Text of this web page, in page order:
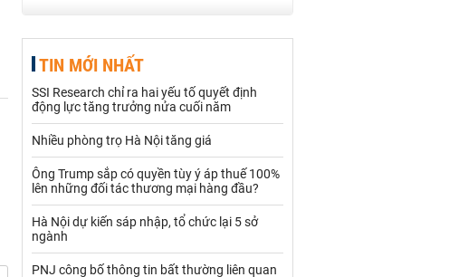
Hạt điều
Khí đốt
Kim loại khác Mắc ca
Muối Ngũ cốc
Nhựa - Hạt nhựa
Palladium Phân bón
TIN MỚI NHẤT
SSI Research chỉ ra hai yếu tố quyết định
động lực tăng trưởng nửa cuối năm
Nhiều phòng trọ Hà Nội tăng giá
Ông Trump sắp có quyền tùy ý áp thuế 100%
lên những đối tác thương mại hàng đầu?
Hà Nội dự kiến sáp nhập, tổ chức lại 5 sở
ngành
PNJ công bố thông tin bất thường liên quan